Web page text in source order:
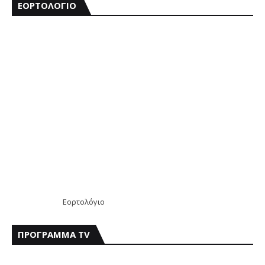
ΕΟΡΤΟΛΟΓΙΟ
Εορτολόγιο
ΠΡΟΓΡΑΜΜΑ TV